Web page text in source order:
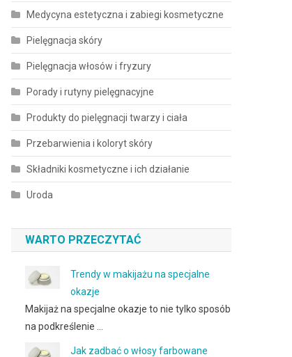
Medycyna estetyczna i zabiegi kosmetyczne
Pielęgnacja skóry
Pielęgnacja włosów i fryzury
Porady i rutyny pielęgnacyjne
Produkty do pielęgnacji twarzy i ciała
Przebarwienia i koloryt skóry
Składniki kosmetyczne i ich działanie
Uroda
WARTO PRZECZYTAĆ
Trendy w makijażu na specjalne
okazje
Makijaż na specjalne okazje to nie tylko sposób
na podkreślenie …
Jak zadbać o włosy farbowane